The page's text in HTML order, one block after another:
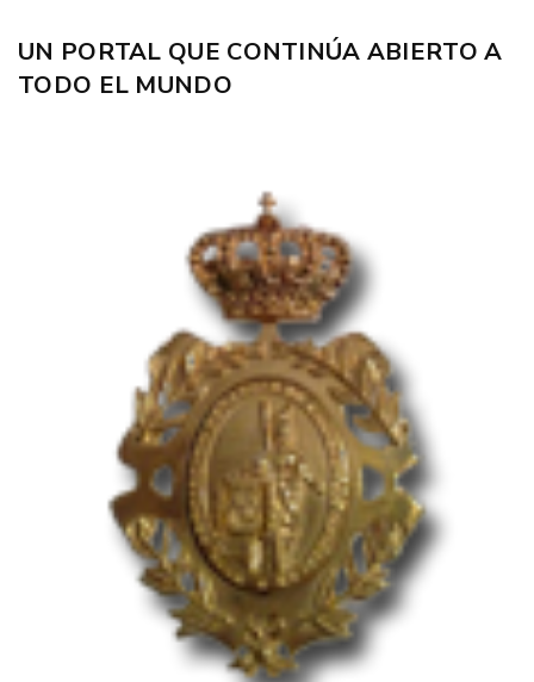
UN PORTAL QUE CONTINÚA ABIERTO A
TODO EL MUNDO